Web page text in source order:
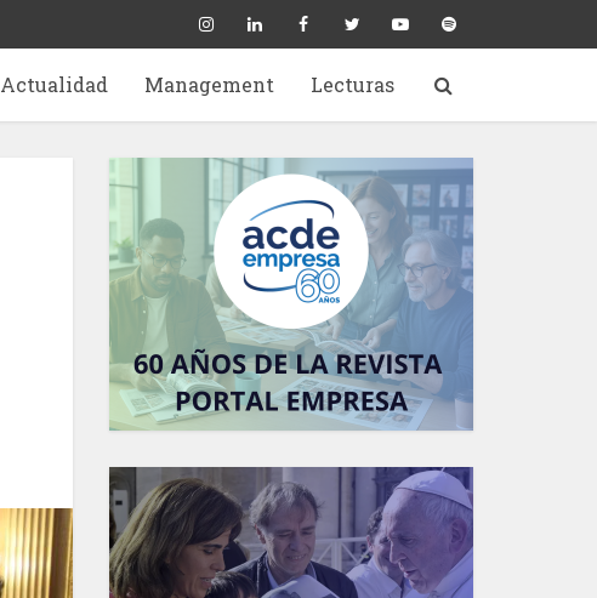
Actualidad Management Lecturas